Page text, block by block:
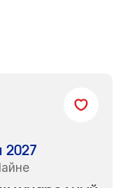
2027